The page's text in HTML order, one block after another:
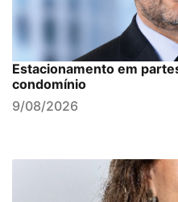
Estacionamento em
condomínio
9/08/2026